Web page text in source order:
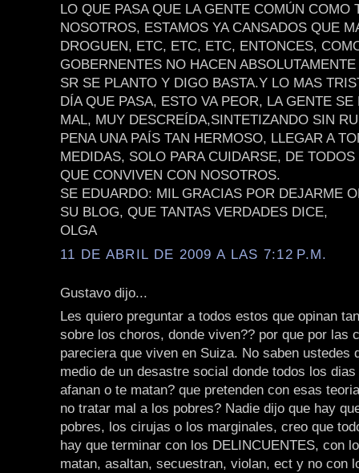
LO QUE PASA QUE LA GENTE COMÚN COMO
NOSOTROS, ESTAMOS YA CANSADOS QUE
DROGUEN, ETC, ETC, ETC, ENTONCES,
GOBERNENTES NO HACEN
SR SE PLANTO Y DIGO BASTA.Y LO MAS
DÍA QUE PASA, ESTO VA PEOR, LA GENTE SE
MAL, MUY DESCREÍDA,SINTETIZANDO SIN
PENA UNA PAÍS TAN HERMOSO, LLEGAR A
MEDIDAS, SOLO PARA CUIDARSE, DE TODOS
QUE CONVIVEN CON NOSOTROS.
SE EDUARDO: MIL GRACIAS POR DEJARME
SU BLOG, QUE TANTAS VERDADES DICE,
OLGA
11 DE ABRIL DE 2009 A LAS 7:12 P.M.
Gustavo dijo...
Les quiero preguntar a todos estos que opinan
sobre los choros, donde viven?? por que por las
pareciera que viven en Suiza. No saben ustedes
medio de un desastre social donde todos los
afanan o te matan? que pretenden con esas
no tratar mal a los pobres? Nadie dijo que hay
pobres, los cirujas o los marginales, creo que
hay que terminar con los DELINCUENTES, con
matan, asaltan, secuestran, violan, ect y no con